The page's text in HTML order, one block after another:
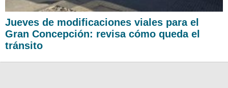
Jueves de modificaciones viales para el
Gran Concepción: revisa cómo queda el
tránsito